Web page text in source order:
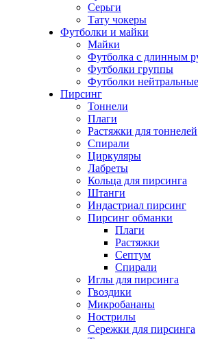
Серьги
Тату чокеры
Футболки и майки
Майки
Футболка с длинным
Футболки группы
Футболки нейтральные
Пирсинг
Тоннели
Плаги
Растяжки для тоннелей
Спирали
Циркуляры
Лабреты
Кольца для пирсинга
Штанги
Индастриал пирсинг
Пирсинг обманки
Плаги
Растяжки
Септум
Спирали
Иглы для пирсинга
Гвоздики
Микробананы
Нострилы
Сережки для пирсинга